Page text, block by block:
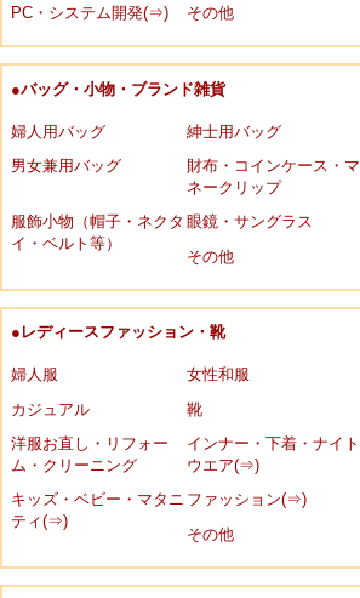
PC・システム開発(⇒)
その他
●バッグ・小物・ブランド雑貨
婦人用バッグ
紳士用バッグ
男女兼用バッグ
財布・コインケース・マ
ネークリップ
服飾小物（帽子・ネクタ
イ・ベルト等）
眼鏡・サングラス
その他
●レディースファッション・靴
婦人服
女性和服
カジュアル
靴
洋服お直し・リフォー
ム・クリーニング
インナー・下着・ナイト
ウエア(⇒)
キッズ・ベビー・マタニ
ティ(⇒)
ファッション(⇒)
その他